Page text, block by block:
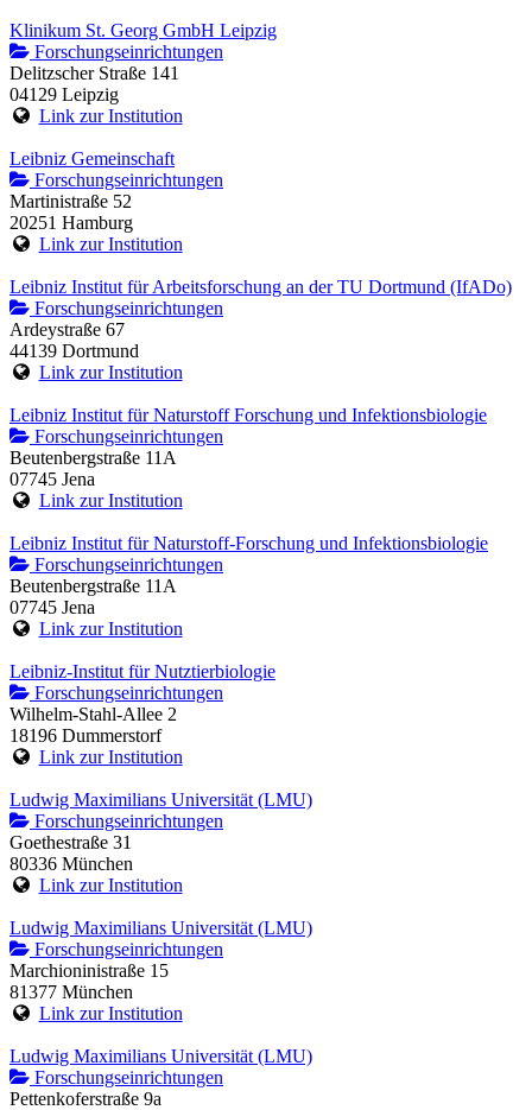
Klinikum St. Georg GmbH Leipzig
Forschungseinrichtungen
Delitzscher Straße 141
04129 Leipzig
Link zur Institution
Leibniz Gemeinschaft
Forschungseinrichtungen
Martinistraße 52
20251 Hamburg
Link zur Institution
Leibniz Institut für Arbeitsforschung an der TU Dortmund (IfADo)
Forschungseinrichtungen
Ardeystraße 67
44139 Dortmund
Link zur Institution
Leibniz Institut für Naturstoff Forschung und Infektionsbiologie
Forschungseinrichtungen
Beutenbergstraße 11A
07745 Jena
Link zur Institution
Leibniz Institut für Naturstoff-Forschung und Infektionsbiologie
Forschungseinrichtungen
Beutenbergstraße 11A
07745 Jena
Link zur Institution
Leibniz-Institut für Nutztierbiologie
Forschungseinrichtungen
Wilhelm-Stahl-Allee 2
18196 Dummerstorf
Link zur Institution
Ludwig Maximilians Universität (LMU)
Forschungseinrichtungen
Goethestraße 31
80336 München
Link zur Institution
Ludwig Maximilians Universität (LMU)
Forschungseinrichtungen
Marchioninistraße 15
81377 München
Link zur Institution
Ludwig Maximilians Universität (LMU)
Forschungseinrichtungen
Pettenkoferstraße 9a